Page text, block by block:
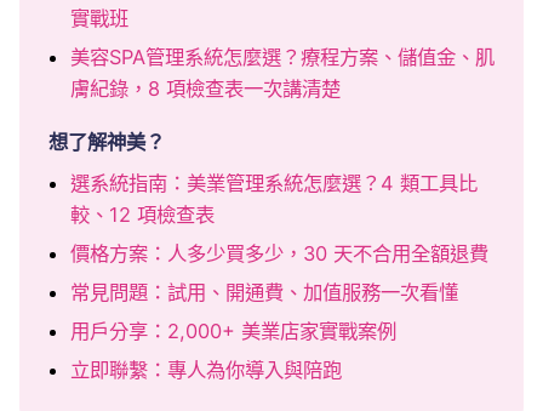
實戰班
美容SPA管理系統怎麼選？療程方案、儲值金、肌
膚紀錄，8 項檢查表一次講清楚
想了解神美？
選系統指南：美業管理系統怎麼選？4 類工具比
較、12 項檢查表
價格方案：人多少買多少，30 天不合用全額退費
常見問題：試用、開通費、加值服務一次看懂
用戶分享：2,000+ 美業店家實戰案例
立即聯繫：專人為你導入與陪跑